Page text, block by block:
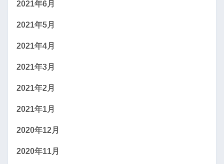
2021年6月
2021年5月
2021年4月
2021年3月
2021年2月
2021年1月
2020年12月
2020年11月